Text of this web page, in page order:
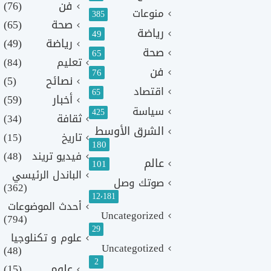
منوعات 385
رياضة 49
صحة 65
فن 76
اقتصاد 65
سياسة 425
الشرق الأوسط
180
عالم 101
صوتك وصل
12٬181
Uncategorized
29
Uncategotized
2
فن
(76)
صحة
(65)
رياضة
(49)
تعليم (84)
نصائح
(5)
أخبار
(59)
ثقافة
(34)
تاريخ
(15)
فيديو تريند (48)
الباندل الرئيسي
(362)
أحدث الموضوعات
(794)
علوم و تكنلوجيا
(48)